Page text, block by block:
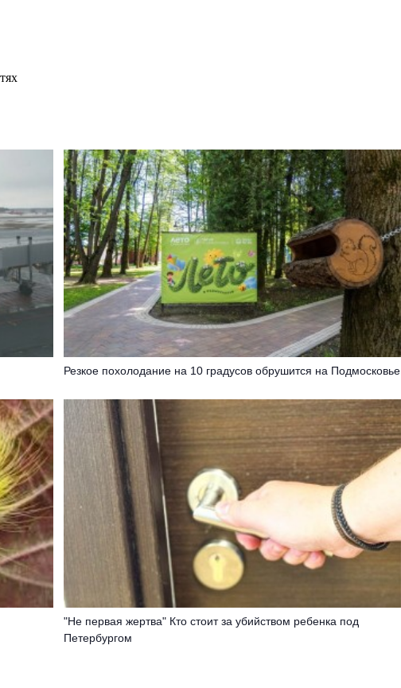
Резкое похолодание на 10 градусов обрушится на Подмосковье
"Не первая жертва" Кто стоит за убийством ребенка под
Петербургом